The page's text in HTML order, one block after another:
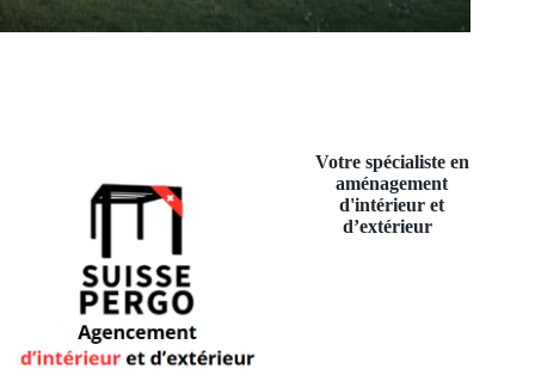
Votre spécialiste en
aménagement
d'intérieur et
d’extérieur